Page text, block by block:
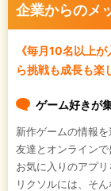
企業からのメ
《毎月10名以上
ら挑戦も成長も楽
ゲーム好きが
新作ゲームの情報を
友達とオンラインで
お気に入りのアプリ
リクソルには、そ